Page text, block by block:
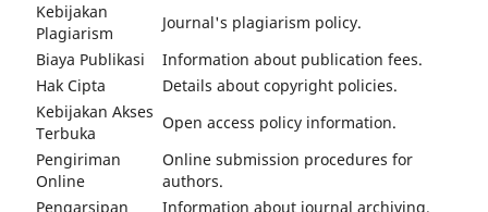
Kebijakan
Plagiarism
Journal's plagiarism policy.
Biaya Publikasi
Information about publication fees.
Hak Cipta
Details about copyright policies.
Kebijakan Akses
Terbuka
Open access policy information.
Pengiriman
Online
Online submission procedures for
authors.
Pengarsipan
Information about journal archiving.